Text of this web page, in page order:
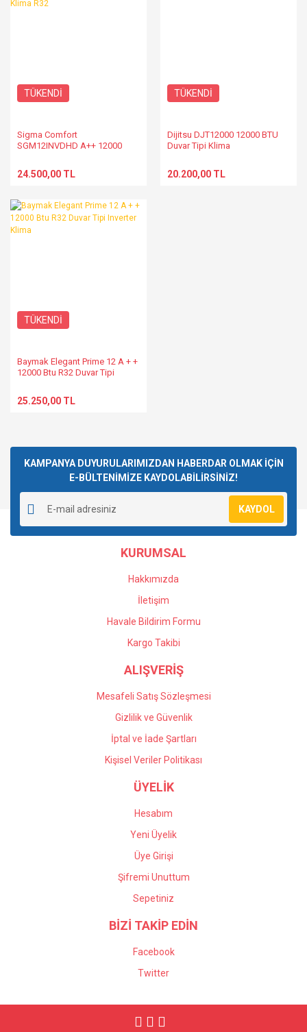
TÜKENDİ
Sigma Comfort
SGM12INVDHD A++ 12000
R32
24.500,00 TL
TÜKENDİ
Dijitsu DJT12000 12000 BTU
Duvar Tipi Klima
20.200,00 TL
TÜKENDİ
Baymak Elegant Prime 12 A + +
12000 Btu R32 Duvar Tipi
25.250,00 TL
KAMPANYA DUYURULARIMIZDAN HABERDAR OLMAK İÇİN
E-BÜLTENİMİZE KAYDOLABİLİRSİNİZ!
KAYDOL
KURUMSAL
Hakkımızda
İletişim
Havale Bildirim Formu
Kargo Takibi
ALIŞVERİŞ
Mesafeli Satış Sözleşmesi
Gizlilik ve Güvenlik
İptal ve İade Şartları
Kişisel Veriler Politikası
ÜYELİK
Hesabım
Yeni Üyelik
Üye Girişi
Şifremi Unuttum
Sepetiniz
BİZİ TAKİP EDİN
Facebook
Twitter